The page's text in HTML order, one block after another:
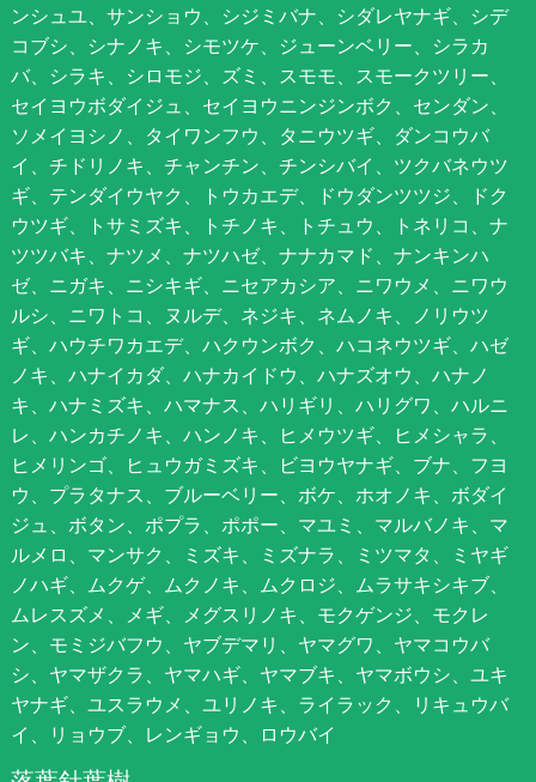
ンシュユ、サンショウ、シジミバナ、シダレヤナギ、シデ
コブシ、シナノキ、シモツケ、ジューンベリー、シラカ
バ、シラキ、シロモジ、ズミ、スモモ、スモークツリー、
セイヨウボダイジュ、セイヨウニンジンボク、センダン、
ソメイヨシノ、タイワンフウ、タニウツギ、ダンコウバ
イ、チドリノキ、チャンチン、チンシバイ、ツクバネウツ
ギ、テンダイウヤク、トウカエデ、ドウダンツツジ、ドク
ウツギ、トサミズキ、トチノキ、トチュウ、トネリコ、ナ
ツツバキ、ナツメ、ナツハゼ、ナナカマド、ナンキンハ
ゼ、ニガキ、ニシキギ、ニセアカシア、ニワウメ、ニワウ
ルシ、ニワトコ、ヌルデ、ネジキ、ネムノキ、ノリウツ
ギ、ハウチワカエデ、ハクウンボク、ハコネウツギ、ハゼ
ノキ、ハナイカダ、ハナカイドウ、ハナズオウ、ハナノ
キ、ハナミズキ、ハマナス、ハリギリ、ハリグワ、ハルニ
レ、ハンカチノキ、ハンノキ、ヒメウツギ、ヒメシャラ、
ヒメリンゴ、ヒュウガミズキ、ビヨウヤナギ、ブナ、フヨ
ウ、プラタナス、ブルーベリー、ボケ、ホオノキ、ボダイ
ジュ、ボタン、ポプラ、ポポー、マユミ、マルバノキ、マ
ルメロ、マンサク、ミズキ、ミズナラ、ミツマタ、ミヤギ
ノハギ、ムクゲ、ムクノキ、ムクロジ、ムラサキシキブ、
ムレスズメ、メギ、メグスリノキ、モクゲンジ、モクレ
ン、モミジバフウ、ヤブデマリ、ヤマグワ、ヤマコウバ
シ、ヤマザクラ、ヤマハギ、ヤマブキ、ヤマボウシ、ユキ
ヤナギ、ユスラウメ、ユリノキ、ライラック、リキュウバ
イ、リョウブ、レンギョウ、ロウバイ